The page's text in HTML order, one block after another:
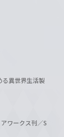
る異世界生活製
ワークス刊／S